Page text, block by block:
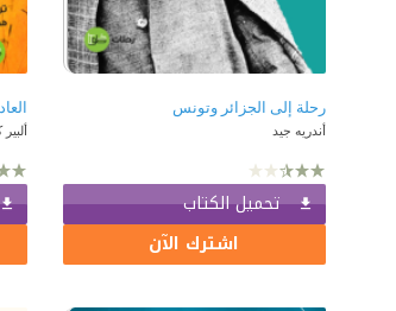
رحلة إلى الجزائر وتونس
أندريه جيد
تحميل الكتاب
اشترك الآن